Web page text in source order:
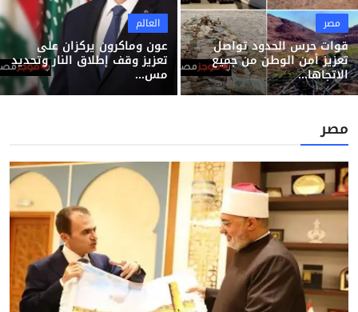
مصر
قوات حرس الحدود تواصل
تعزيز أمن الوطن من جميع
الاتجاها...
العالم
عون وماكرون يركزان على
تعزيز وقف إطلاق النار وتحديد
مس...
مصر